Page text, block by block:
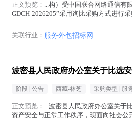
正文预览： ...构）受中国联合网络通信有
GDCH-2026205”采用询比采购方式进行
关联行业： 服务外包招标网
波密县人民政府办公室关于比选
阶段 | 公告 西藏-林芝 采购类型 | 服
正文预览： ...波密县人民政府办公室关于
资产安全与正常工作秩序，现面向社会